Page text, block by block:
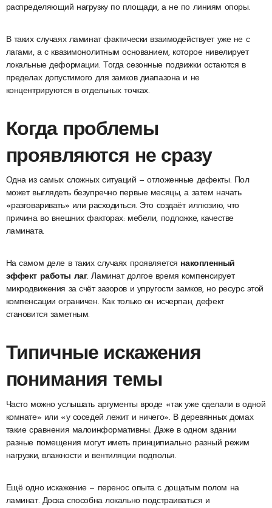
распределяющий нагрузку по площади, а не по линиям опоры.
В таких случаях ламинат фактически взаимодействует уже не с
лагами, а с квазимонолитным основанием, которое нивелирует
локальные деформации. Тогда сезонные подвижки остаются в
пределах допустимого для замков диапазона и не
концентрируются в отдельных точках.
Когда проблемы
проявляются не сразу
Одна из самых сложных ситуаций — отложенные дефекты. Пол
может выглядеть безупречно первые месяцы, а затем начать
«разговаривать» или расходиться. Это создаёт иллюзию, что
причина во внешних факторах: мебели, подложке, качестве
ламината.
На самом деле в таких случаях проявляется накопленный
эффект работы лаг. Ламинат долгое время компенсирует
микродвижения за счёт зазоров и упругости замков, но ресурс этой
компенсации ограничен. Как только он исчерпан, дефект
становится заметным.
Типичные искажения
понимания темы
Часто можно услышать аргументы вроде «так уже сделали в одной
комнате» или «у соседей лежит и ничего». В деревянных домах
такие сравнения малоинформативны. Даже в одном здании
разные помещения могут иметь принципиально разный режим
нагрузки, влажности и вентиляции подполья.
Ещё одно искажение — перенос опыта с дощатым полом на
ламинат. Доска способна локально подстраиваться и